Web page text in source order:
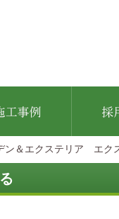
ン＆エクステリア エク